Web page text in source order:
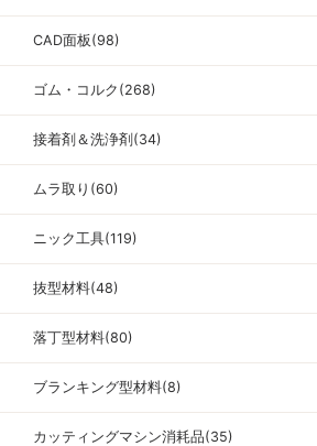
CAD面板(98)
ゴム・コルク(268)
接着剤＆洗浄剤(34)
ムラ取り(60)
ニック工具(119)
抜型材料(48)
落丁型材料(80)
ブランキング型材料(8)
カッティングマシン消耗品(35)